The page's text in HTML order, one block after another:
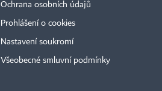
Ochrana osobních údajů
Prohlášení o cookies
Nastavení soukromí
Všeobecné smluvní podmínky